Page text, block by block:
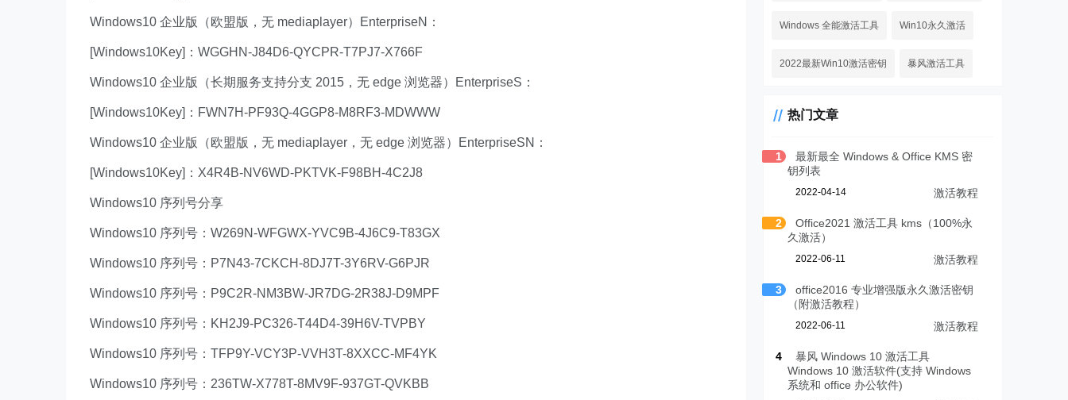
Windows10 企业版（欧盟版，无 mediaplayer）EnterpriseN：
[Windows10Key]：WGGHN-J84D6-QYCPR-T7PJ7-X766F
Windows10 企业版（长期服务支持分支 2015，无 edge 浏览器）EnterpriseS：
[Windows10Key]：FWN7H-PF93Q-4GGP8-M8RF3-MDWWW
Windows10 企业版（欧盟版，无 mediaplayer，无 edge 浏览器）EnterpriseSN：
[Windows10Key]：X4R4B-NV6WD-PKTVK-F98BH-4C2J8
Windows10 序列号分享
Windows10 序列号：W269N-WFGWX-YVC9B-4J6C9-T83GX
Windows10 序列号：P7N43-7CKCH-8DJ7T-3Y6RV-G6PJR
Windows10 序列号：P9C2R-NM3BW-JR7DG-2R38J-D9MPF
Windows10 序列号：KH2J9-PC326-T44D4-39H6V-TVPBY
Windows10 序列号：TFP9Y-VCY3P-VVH3T-8XXCC-MF4YK
Windows10 序列号：236TW-X778T-8MV9F-937GT-QVKBB
Windows 全能激活工具 Win10永久激活
2022最新Win10激活密钥 暴风激活工具
热门文章
1
最新最全 Windows & Office KMS 密
钥列表
2022-04-14 激活教程
2
Office2021 激活工具 kms（100%永
久激活）
2022-06-11 激活教程
3
office2016 专业增强版永久激活密钥
（附激活教程）
2022-06-11 激活教程
4
暴风 Windows 10 激活工具
Windows 10 激活软件(支持 Windows
系统和 office 办公软件)